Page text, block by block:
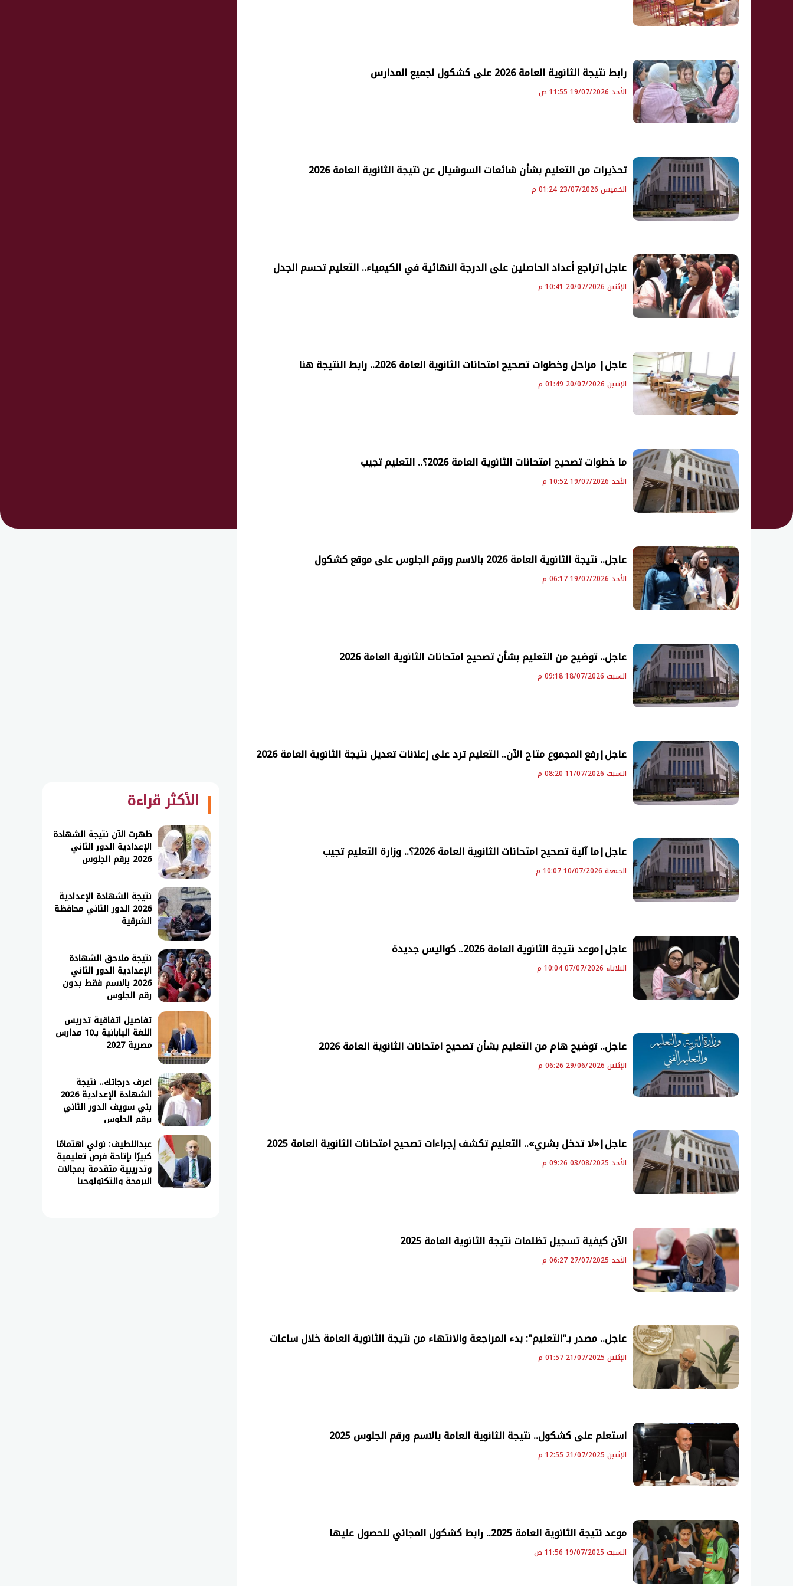
رابط نتيجة الثانوية العامة 2026 على كشكول لجميع المدارس
الأحد 19/07/2026 11:55 ص
تحذيرات من التعليم بشأن شائعات السوشيال عن نتيجة الثانوية العامة 2026
الخميس 23/07/2026 01:24 م
عاجل|تراجع أعداد الحاصلين على الدرجة النهائية في الكيمياء.. التعليم تحسم الجدل
الإثنين 20/07/2026 10:41 م
عاجل| مراحل وخطوات تصحيح امتحانات الثانوية العامة 2026.. رابط النتيجة هنا
الإثنين 20/07/2026 01:49 م
ما خطوات تصحيح امتحانات الثانوية العامة 2026؟.. التعليم تجيب
الأحد 19/07/2026 10:52 م
عاجل.. نتيجة الثانوية العامة 2026 بالاسم ورقم الجلوس على موقع كشكول
الأحد 19/07/2026 06:17 م
عاجل.. توضيح من التعليم بشأن تصحيح امتحانات الثانوية العامة 2026
السبت 18/07/2026 09:18 م
عاجل|رفع المجموع متاح الآن.. التعليم ترد على إعلانات تعديل نتيجة الثانوية العامة 2026
السبت 11/07/2026 08:20 م
عاجل|ما آلية تصحيح امتحانات الثانوية العامة 2026؟.. وزارة التعليم تجيب
الجمعة 10/07/2026 10:07 م
عاجل|موعد نتيجة الثانوية العامة 2026.. كواليس جديدة
الثلاثاء 07/07/2026 10:04 م
عاجل.. توضيح هام من التعليم بشأن تصحيح امتحانات الثانوية العامة 2026
الإثنين 29/06/2026 06:26 م
عاجل|«لا تدخل بشري».. التعليم تكشف إجراءات تصحيح امتحانات الثانوية العامة 2025
الأحد 03/08/2025 09:26 م
الآن كيفية تسجيل تظلمات نتيجة الثانوية العامة 2025
الأحد 27/07/2025 06:27 م
عاجل.. مصدر بـ"التعليم": بدء المراجعة والانتهاء من نتيجة الثانوية العامة خلال ساعات
الإثنين 21/07/2025 01:57 م
استعلم على كشكول.. نتيجة الثانوية العامة بالاسم ورقم الجلوس 2025
الإثنين 21/07/2025 12:55 م
موعد نتيجة الثانوية العامة 2025.. رابط كشكول المجاني للحصول عليها
السبت 19/07/2025 11:56 ص
الأكثر قراءة
ظهرت الآن نتيجة الشهادة
الإعدادية الدور الثاني
2026 برقم الجلوس
نتيجة الشهادة الإعدادية
2026 الدور الثاني محافظة
الشرقية
نتيجة ملاحق الشهادة
الإعدادية الدور الثاني
2026 بالاسم فقط بدون
رقم الجلوس
تفاصيل اتفاقية تدريس
اللغة اليابانية بـ10 مدارس
مصرية 2027
اعرف درجاتك.. نتيجة
الشهادة الإعدادية 2026
بني سويف الدور الثاني
برقم الجلوس
عبداللطيف: نولي اهتمامًا
كبيرًا بإتاحة فرص تعليمية
وتدريبية متقدمة بمجالات
البرمجة والتكنولوجيا